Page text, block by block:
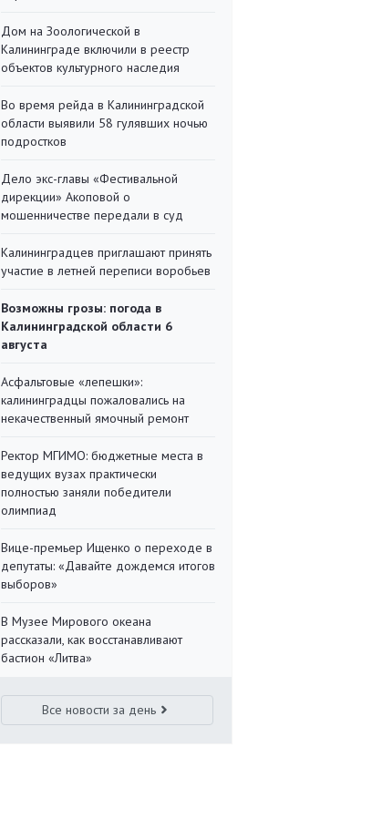
Дом на Зоологической в
Калининграде включили в реестр
объектов культурного наследия
Во время рейда в Калининградской
области выявили 58 гулявших ночью
подростков
Дело экс-главы «Фестивальной
дирекции» Акоповой о
мошенничестве передали в суд
Калининградцев приглашают принять
участие в летней переписи воробьев
Возможны грозы: погода в
Калининградской области 6
августа
Асфальтовые «лепешки»:
калининградцы пожаловались на
некачественный ямочный ремонт
Ректор МГИМО: бюджетные места в
ведущих вузах практически
полностью заняли победители
олимпиад
Вице-премьер Ищенко о переходе в
депутаты: «Давайте дождемся итогов
выборов»
В Музее Мирового океана
рассказали, как восстанавливают
бастион «Литва»
Все новости за день